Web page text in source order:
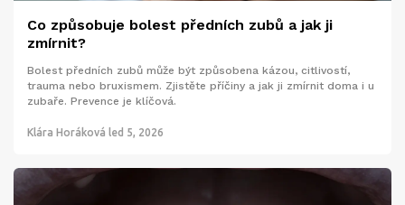
Co způsobuje bolest předních zubů a jak ji
zmírnit?
Bolest předních zubů může být způsobena kázou, citlivostí,
trauma nebo bruxismem. Zjistěte příčiny a jak ji zmírnit doma i u
zubaře. Prevence je klíčová.
Klára Horáková led 5, 2026